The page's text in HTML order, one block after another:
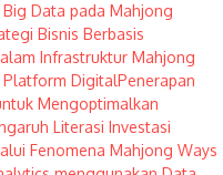
Data pada Mahjong
Bisnis Berbasis
Infrastruktur Mahjong
Platform DigitalPenerapan
Mengoptimalkan
Literasi Investasi
Fenomena Mahjong Ways